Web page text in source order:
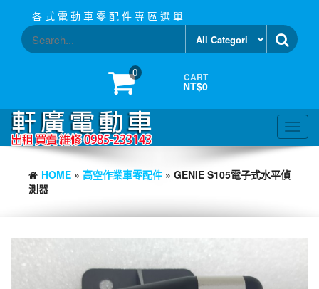
content
各 式 電 動 車 零 配 件 專 區 選 單
0 CART
NT$0
HOME » 高空作業車零配件 » GENIE S105電子式水平偵
測器